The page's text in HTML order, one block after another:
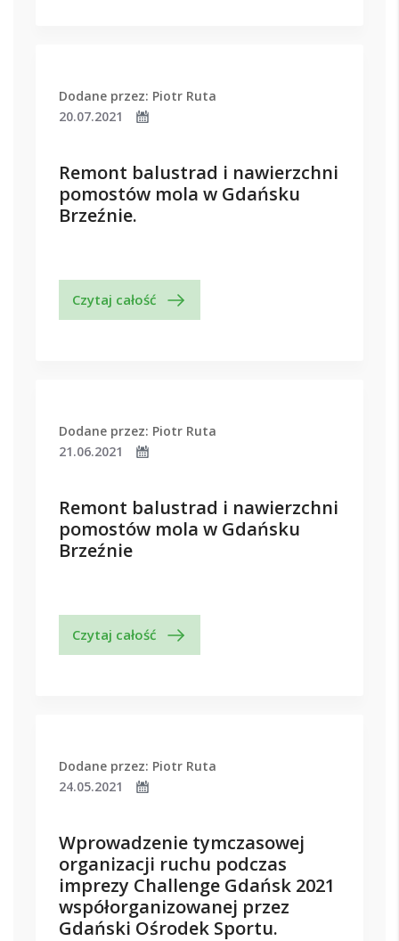
Dodane przez: Piotr Ruta
20.07.2021
Remont balustrad i nawierzchni
pomostów mola w Gdańsku
Brzeźnie.
Czytaj całość
Dodane przez: Piotr Ruta
21.06.2021
Remont balustrad i nawierzchni
pomostów mola w Gdańsku
Brzeźnie
Czytaj całość
Dodane przez: Piotr Ruta
24.05.2021
Wprowadzenie tymczasowej
organizacji ruchu podczas
imprezy Challenge Gdańsk 2021
współorganizowanej przez
Gdański Ośrodek Sportu.